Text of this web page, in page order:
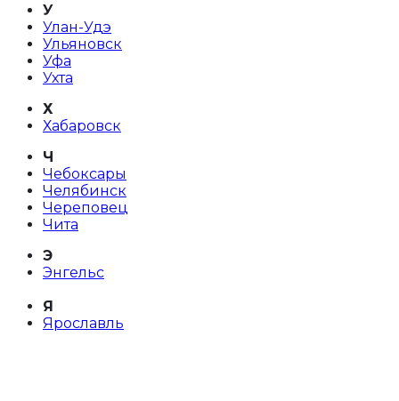
У
Улан-Удэ
Ульяновск
Уфа
Ухта
Х
Хабаровск
Ч
Чебоксары
Челябинск
Череповец
Чита
Э
Энгельс
Я
Ярославль